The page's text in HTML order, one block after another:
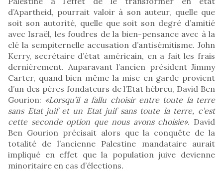
d’Apartheid, pourrait valoir à son auteur, quelle que
soit son autorité, quelle que soit son degré d’amitié
avec Israël, les foudres de la bien-pensance avec à la
clé la sempiternelle accusation d’antisémitisme. John
Kerry, secrétaire d’état américain, en a fait les frais
dernièrement. Auparavant l’ancien président Jimmy
Carter, quand bien même la mise en garde provient
d’un des pères fondateurs de l’Etat hébreu, David Ben
Gourion: «Lorsqu’il a fallu choisirentre toute la terre
sans Etat juif et un Etat juif sans toute la terre, c’est
cette seconde option que nous avons choisie». David
Ben Gourion précisait alors que la conquête de la
totalité de l’ancienne Palestine mandataire aurait
impliqué en effet que la population juive devienne
minoritaire en cas d’élections.